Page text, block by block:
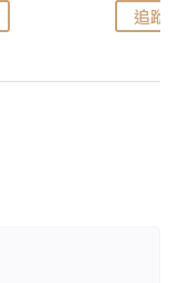
追蹤